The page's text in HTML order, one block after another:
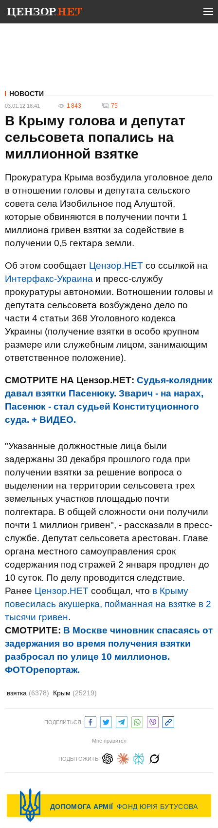
НОВОСТИ
03.01.12 18:41 1 843 75
В Крыму голова и депутат
сельсовета попались на
миллионной взятке
Прокуратура Крыма возбудила уголовное дело
в отношении головы и депутата сельского
совета села Изобильное под Алуштой,
которые обвиняются в получении почти 1
миллиона гривен взятки за содействие в
получении 0,5 гектара земли.
Об этом сообщает Цензор.НЕТ со ссылкой на
Интерфакс-Украина и пресс-службу
прокуратуры автономии. Вотношении головы и
депутата сельсовета возбуждено дело по
части 4 статьи 368 Уголовного кодекса
Украины (получение взятки в особо крупном
размере или служебным лицом, занимающим
ответственное положение).
СМОТРИТЕ НА Цензор.НЕТ: Судья-колядник
давал взятки Пасенюку. Зварич - на нарах,
Пасенюк - стал судьей Конституционного
суда. + ВИДЕО.
"Указанные должностные лица были
задержаны 30 декабря прошлого года при
получении взятки за решение вопроса о
выделении на территории сельсовета трех
земельных участков площадью почти
полгектара. В общей сложности они получили
почти 1 миллион гривен", - рассказали в пресс-
службе. Депутат сельсовета арестован. Главе
органа местного самоуправления срок
содержания под стражей 2 января продлен до
10 суток. По делу проводится следствие.
Ранее Цензор.НЕТ сообщал, что в Крыму
повесилась акушерка, пойманная на взятке в 2
тысячи гривен.
СМОТРИТЕ: В Москве чиновник спасаяcь от
задержания во время получения взятки
разбросал по улице 10 миллионов.
ФОТОрепортаж.
взятка (6378) Крым (25219)
ПОДЕЛИТЬСЯ:
Мне нравится
ПОДЫТОЖИТЬ: